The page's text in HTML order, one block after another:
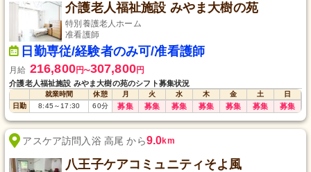
介護老人福祉施設 みやま大樹の苑
特別養護老人ホーム
准看護師
日勤専従/経験者のみ可/准看護師
月給 216,800円〜307,800円
介護老人福祉施設 みやま大樹の苑のシフト募集状況
就業時間 休憩 月 火 水 木 金 土
日
日勤
8:45 ～ 17:30 60分 募集 募集 募集 募集 募集 募集 募集
アスケア訪問入浴 高尾 から9.0km
八王子ケアコミュニティそよ風